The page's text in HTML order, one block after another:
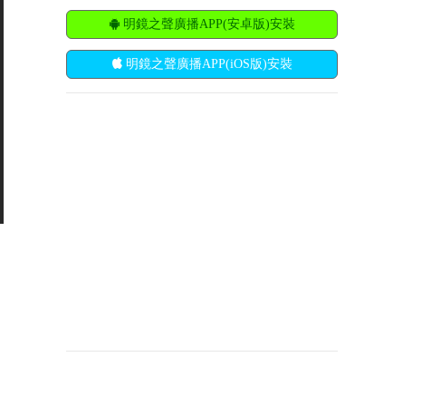
明鏡之聲廣播APP(安卓版)安裝
明鏡之聲廣播APP(iOS版)安裝